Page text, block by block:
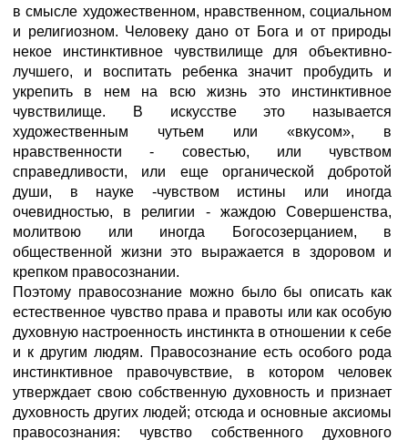
в смысле художественном, нравственном, социальном
и религиозном. Человеку дано от Бога и от природы
некое инстинктивное чувствилище для объективно-
лучшего, и воспитать ребенка значит пробудить и
укрепить в нем на всю жизнь это инстинктивное
чувствилище. В искусстве это называется
художественным чутьем или «вкусом», в
нравственности - совестью, или чувством
справедливости, или еще органической добротой
души, в науке -чувством истины или иногда
очевидностью, в религии - жаждою Совершенства,
молитвою или иногда Богосозерцанием, в
общественной жизни это выражается в здоровом и
крепком правосознании.
Поэтому правосознание можно было бы описать как
естественное чувство права и правоты или как особую
духовную настроенность инстинкта в отношении к себе
и к другим людям. Правосознание есть особого рода
инстинктивное правочувствие, в котором человек
утверждает свою собственную духовность и признает
духовность других людей; отсюда и основные аксиомы
правосознания: чувство собственного духовного